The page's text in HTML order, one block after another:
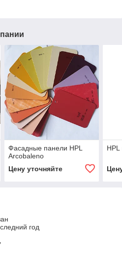
Фасадные панели HPL
Arcobaleno
Цену уточняйте
HPL
год